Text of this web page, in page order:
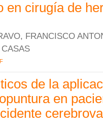
en cirugía de
FRANCISCO
de la
en